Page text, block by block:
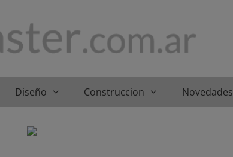
Diseño Construccion Novedades